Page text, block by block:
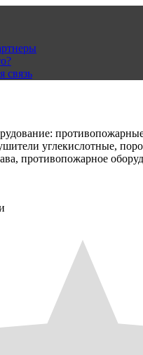
связь
углекислотные,
противопожарное